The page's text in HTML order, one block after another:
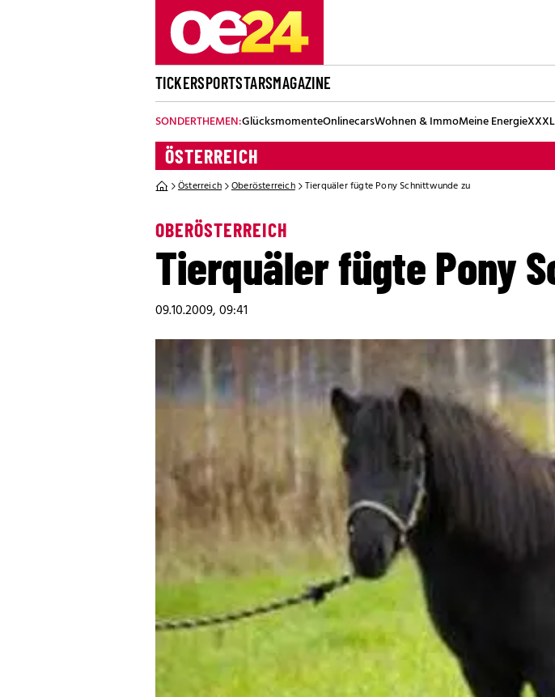
TICKERSPORTSTARSMAGAZINE
SONDERTHEMEN:GlücksmomenteOnlinecarsWohnen & ImmoMeine Energie
ÖSTERREICH
Österreich Oberösterreich Tierquäler fügte Pony Schnittwunde zu
OBERÖSTERREICH
Tierquäler fügte Pony
09.10.2009, 09:41